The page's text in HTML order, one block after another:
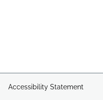
Accessibility Statement